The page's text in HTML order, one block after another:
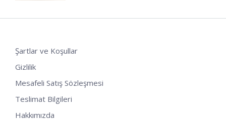
Şartlar ve Koşullar
Gizlilik
Mesafeli Satış Sözleşmesi
Teslimat Bilgileri
Hakkımızda